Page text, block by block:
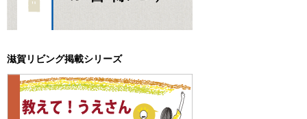
滋賀リビング掲載シリーズ